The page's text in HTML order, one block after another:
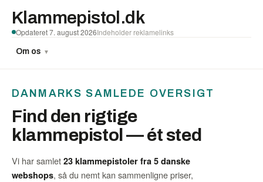
Klammepistol.dk
Om os ▼
Opdateret 7. august 2026Indeholder reklamelinks
DANMARKS SAMLEDE OVERSIGT
Find den rigtige
klammepistol — ét sted
Vi har samlet 23 klammepistoler fra 5 danske
webshops, så du nemt kan sammenligne priser,